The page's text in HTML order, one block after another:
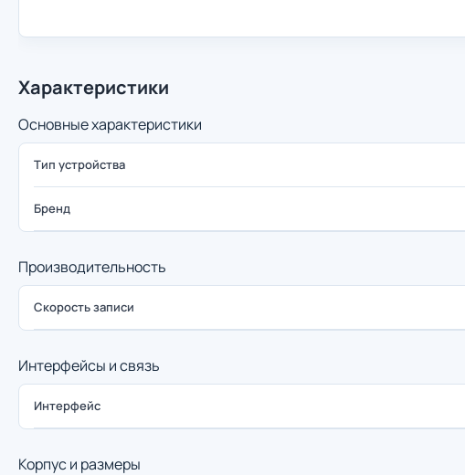
Характеристики
Основные характеристики
Тип устройства
Бренд
Производительность
Скорость записи
Интерфейсы и связь
Интерфейс
Корпус и размеры